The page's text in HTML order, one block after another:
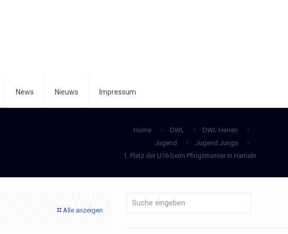
News Nieuws Impressum
Home DWL
DWL Herren
Jugend
Jugend Jungs
1. Platz der U16 beim Pfingstturnier in Hameln
Alle anzeigen